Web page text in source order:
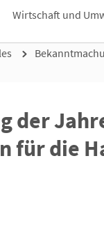
Wirtschaft und
der
für die